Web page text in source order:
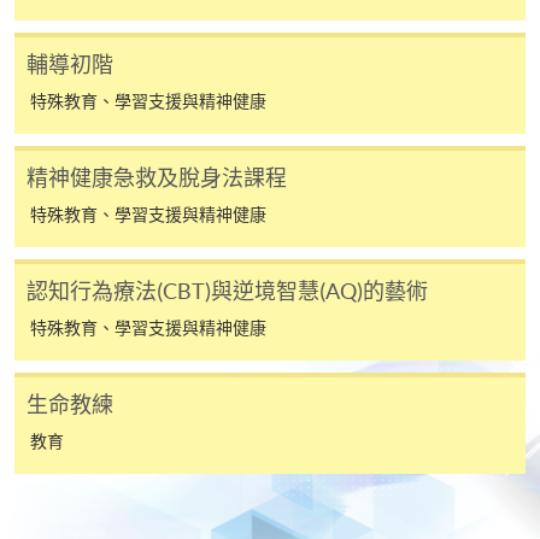
課程負責人會為學員送上「註冊及學費通知」
(「通知」)，請填妥有關「通知」，並親往報名中
有關繳費詳情，請參閱付款方法
何疑問，請詳閱個別課程資料，或聯絡有關課程負責
人或報名中心。
課程/科目報名注意事項:
選用網上報名服務必須在已接駁互聯網及支援
JavaScript程式瀏覽器的電腦上進行。建議選用
Google Chrome瀏覽器。
必須重新開始整個申請程序。
網上報名只支援「提早報讀優惠」。如需享用其他
輔導初階
特殊教育、學習支援與精神健康
精神健康急救及脫身法課程
特殊教育、學習支援與精神健康
認知行為療法(CBT)與逆境智慧(AQ)的藝術
特殊教育、學習支援與精神健康
生命教練
教育